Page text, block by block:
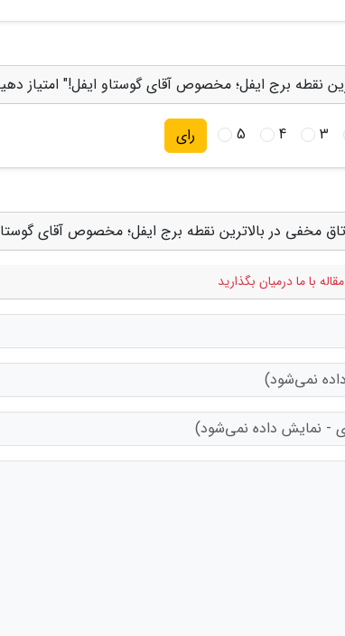
نقطه برج ایفل؛ مخصوص آقای گوستاو ایفل!" امتیاز
3
4
5 رای
مخفی در بالاترین نقطه برج ایفل؛ مخصوص آقای
با ما درمیان بگذارید